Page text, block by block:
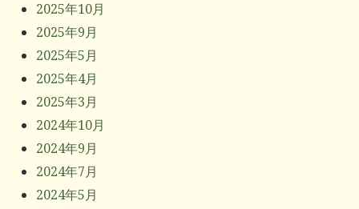
2025年10月
2025年9月
2025年5月
2025年4月
2025年3月
2024年10月
2024年9月
2024年7月
2024年5月